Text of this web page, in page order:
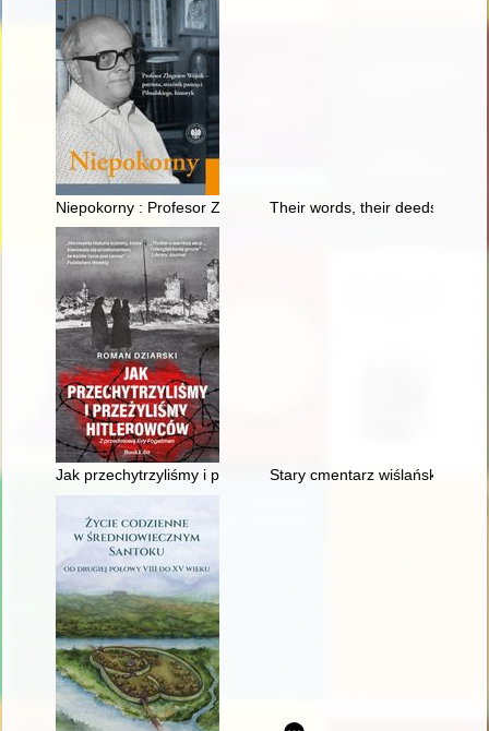
Niepokorny : Profesor Zbigniew Wójcik - patriota, strażnik
Their words, their deeds : the
Jak przechytrzyliśmy i przeżyliśmy hitlerowców
Stary cmentarz wiślański. T. 2,